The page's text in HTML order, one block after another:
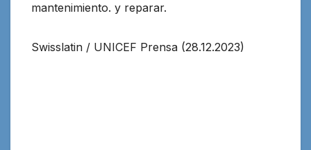
mantenimiento. y reparar.
Swisslatin / UNICEF Prensa (28.12.2023)